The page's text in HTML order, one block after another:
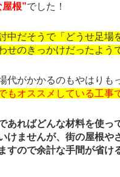
根”でした！
中だそうで「どうせ足場
せのきっかけだったよう
がかかるのもやはりも
もオススメしている工事
あればどんな材料を使っ
けませんが、街の屋根や
すので余計な手間が省け